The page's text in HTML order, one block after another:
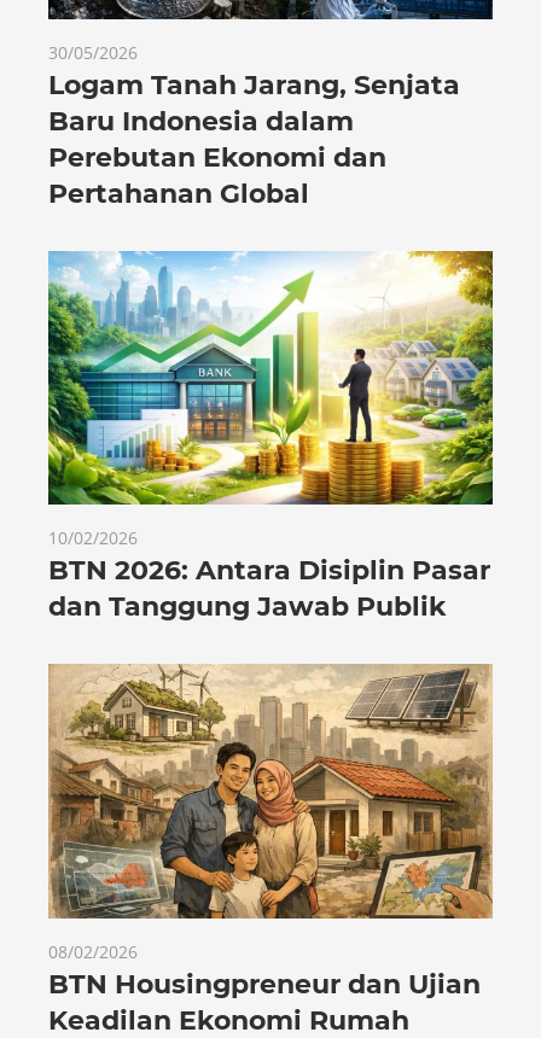
30/05/2026
Logam Tanah Jarang, Senjata
Baru Indonesia dalam
Perebutan Ekonomi dan
Pertahanan Global
10/02/2026
BTN 2026: Antara Disiplin Pasar
dan Tanggung Jawab Publik
08/02/2026
BTN Housingpreneur dan Ujian
Keadilan Ekonomi Rumah